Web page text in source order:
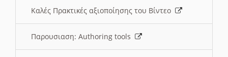
Καλές Πρακτικές αξιοποίησης του Βίντεο
Παρουσιαση: Authoring tools